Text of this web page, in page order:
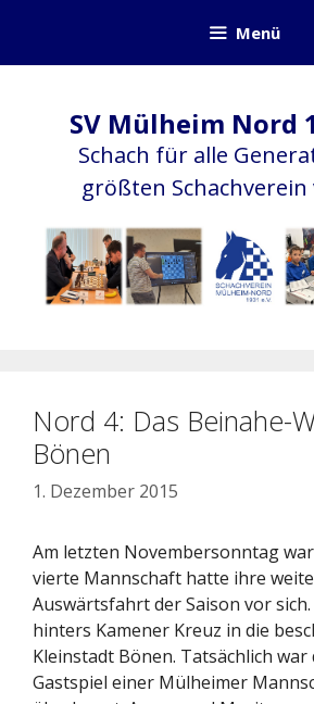
springen
Menü
SV Mülheim Nord
Schach für alle
größten Schachverein
Nord 4: Das Beinahe-
Bönen
1. Dezember 2015
Am letzten Novembersonntag
vierte Mannschaft hatte ihre
Auswärtsfahrt der Saison vor
hinters Kamener Kreuz in die
Kleinstadt Bönen. Tatsächlich war
Gastspiel einer Mülheimer